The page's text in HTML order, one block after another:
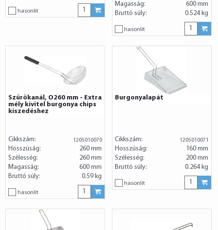
hasonlít
Magasság:
600 mm
Bruttó súly:
0.524 kg
hasonlít
Szűrőkanál, O260 mm - Extra
mély kivitel burgonya chips
kiszedéshez
Cikkszám: 1205010070
Hosszúság:
260 mm
Szélesség:
260 mm
Magasság:
600 mm
Bruttó súly:
0.59 kg
hasonlít
Burgonyalapát
Cikkszám: 1205010071
Hosszúság:
160 mm
Szélesség:
200 mm
Bruttó súly:
0.264 kg
hasonlít